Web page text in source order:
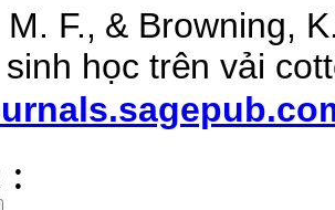
M. F., & Browning,
họctrên vải
: